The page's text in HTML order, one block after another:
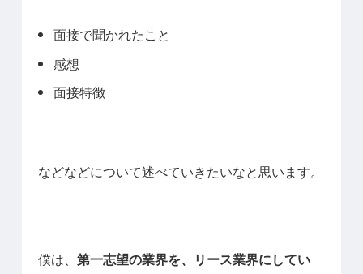
面接で聞かれたこと
感想
面接特徴
などなどについて述べていきたいなと思います。
僕は、 第一志望の業界を、リース業界にしてい